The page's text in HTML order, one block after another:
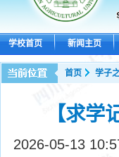
学校首页 新闻主页
首页 学子
【求
2026-05-13